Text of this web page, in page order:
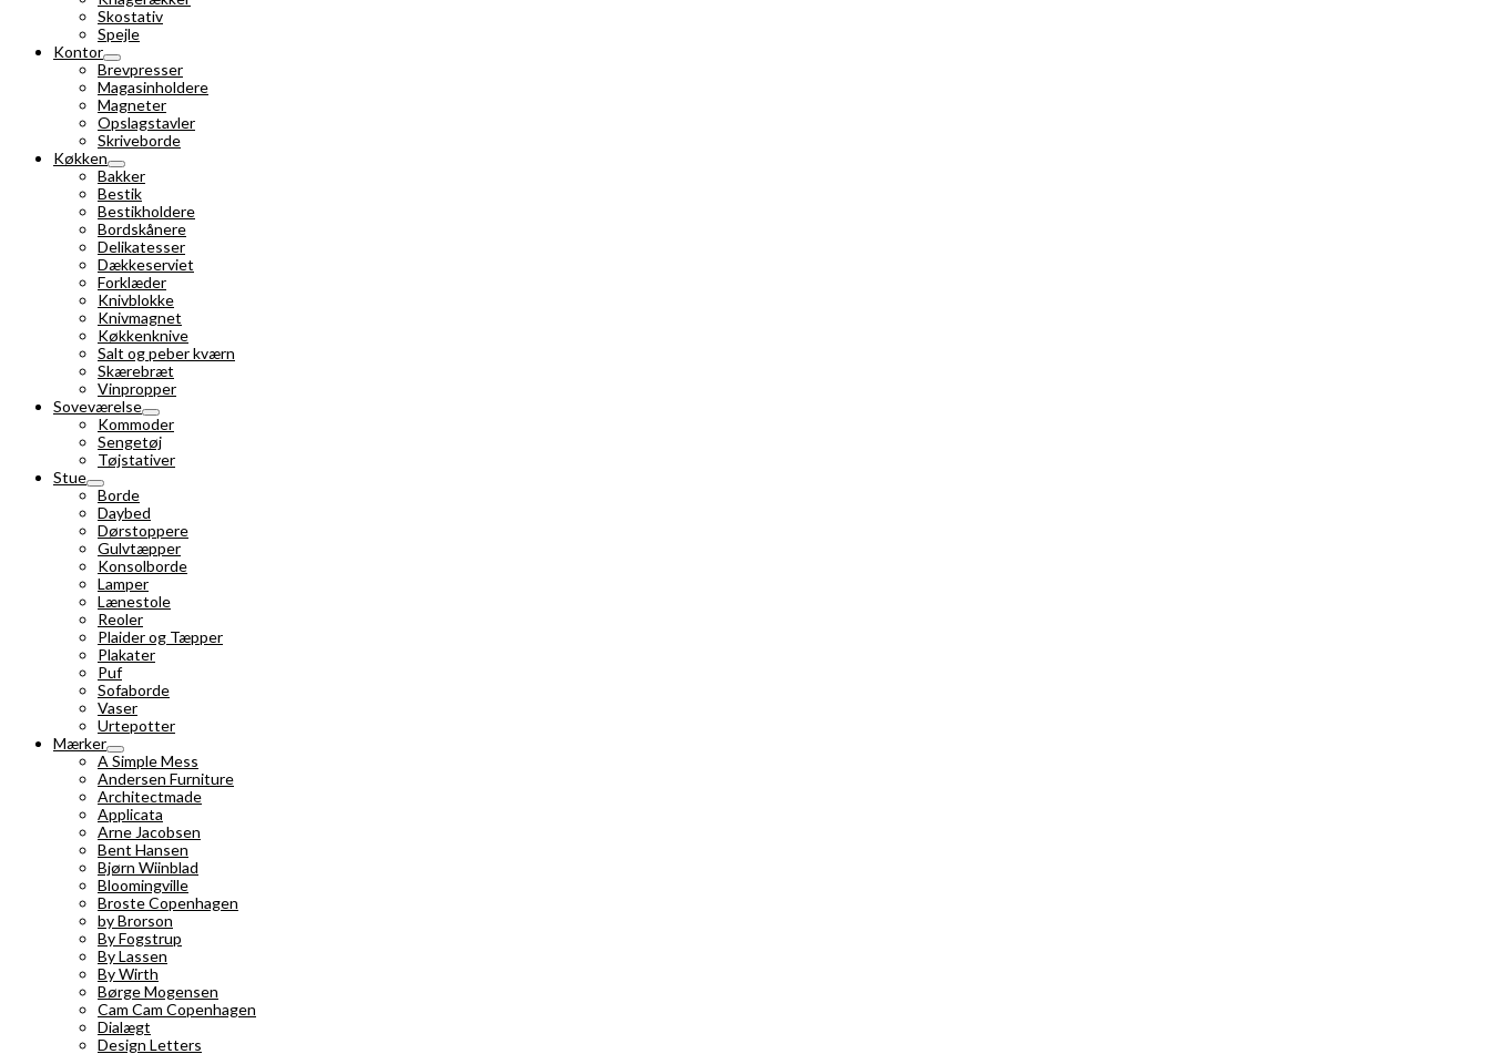
Skostativ
Spejle
Kontor
Brevpresser
Magasinholdere
Magneter
Opslagstavler
Skriveborde
Køkken
Bakker
Bestik
Bestikholdere
Bordskånere
Delikatesser
Dækkeserviet
Forklæder
Knivblokke
Knivmagnet
Køkkenknive
Salt og peber kværn
Skærebræt
Vinpropper
Soveværelse
Kommoder
Sengetøj
Tøjstativer
Stue
Borde
Daybed
Dørstoppere
Gulvtæpper
Konsolborde
Lamper
Lænestole
Reoler
Plaider og Tæpper
Plakater
Puf
Sofaborde
Vaser
Urtepotter
Mærker
A Simple Mess
Andersen Furniture
Architectmade
Applicata
Arne Jacobsen
Bent Hansen
Bjørn Wiinblad
Bloomingville
Broste Copenhagen
by Brorson
By Fogstrup
By Lassen
By Wirth
Børge Mogensen
Cam Cam Copenhagen
Dialægt
Design Letters